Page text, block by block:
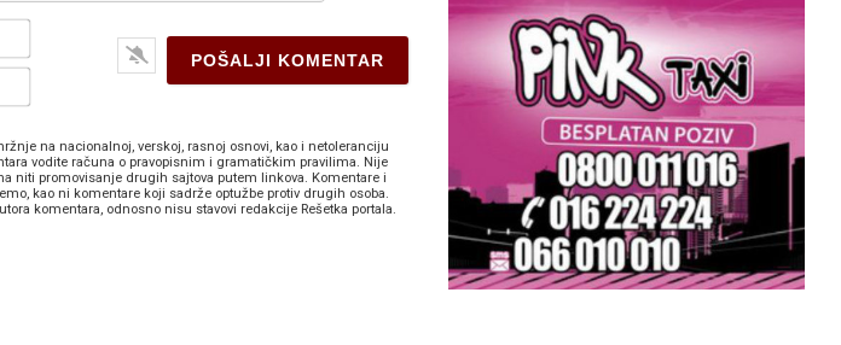
Ime*
E-
na nacionalnoj, verskoj, rasnoj osnovi, kao i netoleranciju
vodite računa o pravopisnim i gramatičkim pravilima. Nije
niti promovisanje drugih sajtova putem linkova. Komentare i
kao ni komentare koji sadrže optužbe protiv drugih osoba.
komentara, odnosno nisu stavovi redakcije Rešetka portala.